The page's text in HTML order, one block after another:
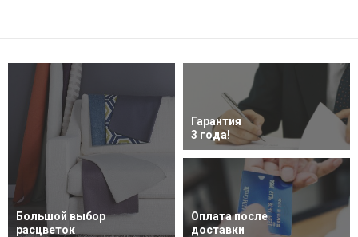
Большой выбор
расцветок
Гарантия
3 года!
Оплата после
доставки